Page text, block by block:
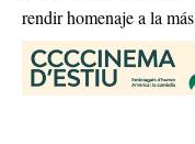
rendir homenaje a la